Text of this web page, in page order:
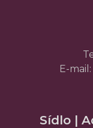
E-mail:
Sídlo |